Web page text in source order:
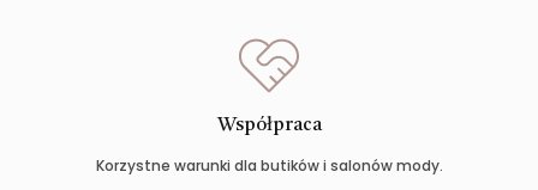
Współpraca
Korzystne warunki dla butików i salonów mody.